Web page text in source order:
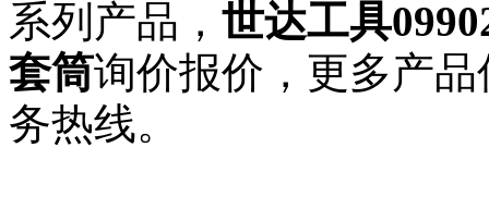
系列产品， 世达工具
套筒询价报价，更多产
务热线。